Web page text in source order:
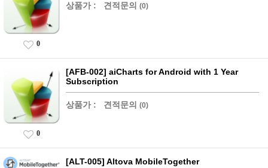
상품가 : 견적문의 (0)
0
[AFB-002] aiCharts for Android with 1 Year
Subscription
상품가 : 견적문의 (0)
0
[ALT-005] Altova MobileTogether